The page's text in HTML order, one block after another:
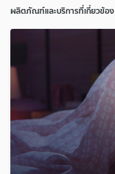
ผลิตภัณฑ์และบริการที่เกี่ยวข้อง